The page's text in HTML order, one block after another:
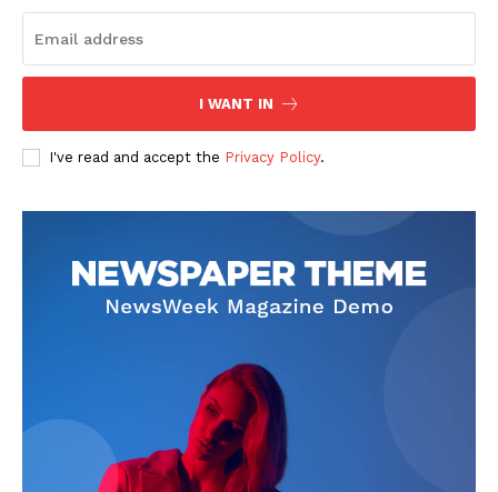
I WANT IN
I've read and accept the Privacy Policy.